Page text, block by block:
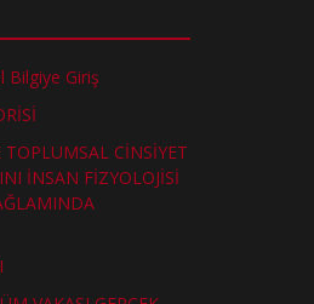
Bilgiye Giriş
TOPLUMSAL CİNSİYET
İNSAN FİZYOLOJİSİ